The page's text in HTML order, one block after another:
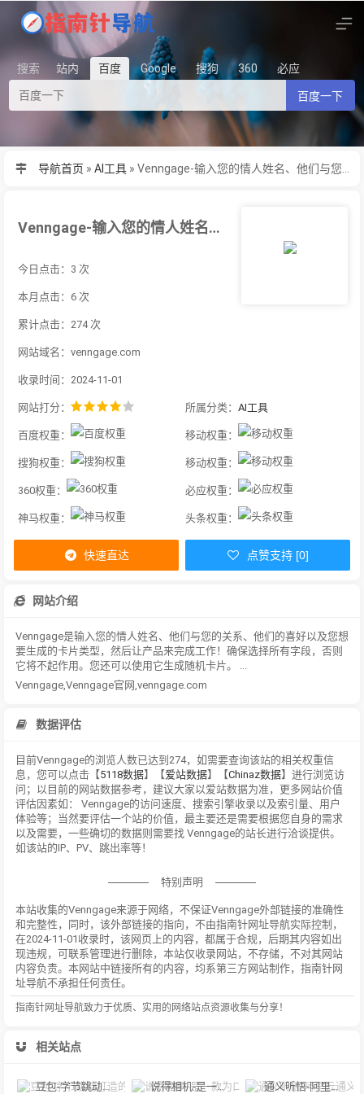
搜索 站内 百度 Google 搜狗 360 必应
百度一下
导航首页 » AI工具 »
Venngage-输入您的情人姓名、他们与您的关系、他们的喜好以及您想要生成的
今日点击：3 次
本月点击：6 次
累计点击：274 次
网站域名：venngage.com
收录时间：2024-11-01
网站打分： 所属分类： AI工具
百度权重： 移动权重：
搜狗权重： 移动权重：
360权重： 必应权重：
神马权重： 头条权重：
快速直达 点赞支持 [0]
网站介绍
Venngage是输入您的情人姓名、他们与您的关系、他们的喜好以及您想
要生成的卡片类型，然后让产品来完成工作！确保选择所有字段，否则
它将不起作用。您还可以使用它生成随机卡片。 ...
Venngage,Venngage官网,venngage.com
数据评估
目前Venngage的浏览人数已达到274，如需要查询该站的相关权重信
息，您可以点击【5118数据】【爱站数据】【Chinaz数据】进行浏览访
问；以目前的网站数据参考，建议大家以爱站数据为准，更多网站价值
评估因素如： Venngage的访问速度、搜索引擎收录以及索引量、用户
体验等；当然要评估一个站的价值，最主要还是需要根据您自身的需求
以及需要，一些确切的数据则需要找 Venngage的站长进行洽谈提供。
如该站的IP、PV、跳出率等！
特别声明
本站收集的Venngage来源于网络，不保证Venngage外部链接的准确性
和完整性，同时，该外部链接的指向，不由指南针网址导航实际控制，
在2024-11-01收录时，该网页上的内容，都属于合规，后期其内容如出
现违规，可联系管理进行删除，本站仅收录网站，不存储，不对其网站
内容负责。本网站中链接所有的内容，均系第三方网站制作，指南针网
址导航不承担任何责任。
指南针网址导航致力于优质、实用的网络站点资源收集与分享！
相关站点
豆包-字节跳动打造的多功能AI对话工具 说得相机-是一款为口播视频创作者量身定制的智能拍摄工具 通义听悟-阿里云通义听悟是聚焦音视频内容的工作学习AI助手